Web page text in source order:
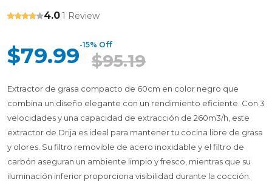
4.0|1 Review
$79.99-15% Off
$95.19
Extractor de grasa compacto de 60cm en color negro que
combina un diseño elegante con un rendimiento eficiente. Con 3
velocidades y una capacidad de extracción de 260m3/h, este
extractor de Drija es ideal para mantener tu cocina libre de grasa
y olores. Su filtro removible de acero inoxidable y el filtro de
carbón aseguran un ambiente limpio y fresco, mientras que su
iluminación inferior proporciona visibilidad durante la cocción.